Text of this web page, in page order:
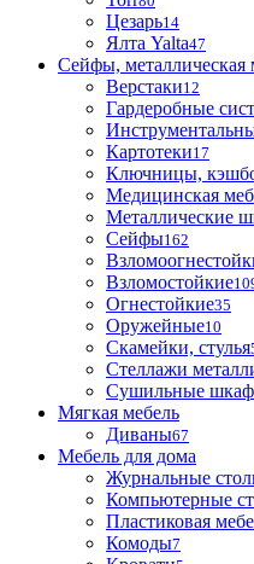
Цезарь14
Ялта Yalta47
Сейфы, металлическая
Верстаки12
Гардеробные
Картотеки17
Ключницы,
Медицинская
Металлические
Сейфы162
Взломостойкие
Огнестойкие35
Оружейные10
Скамейки, стулья
Стеллажи
Сушильные
Мягкая мебель
Диваны67
Мебель для дома
Журнальные
Компьютерные
Пластиковая
Комоды7